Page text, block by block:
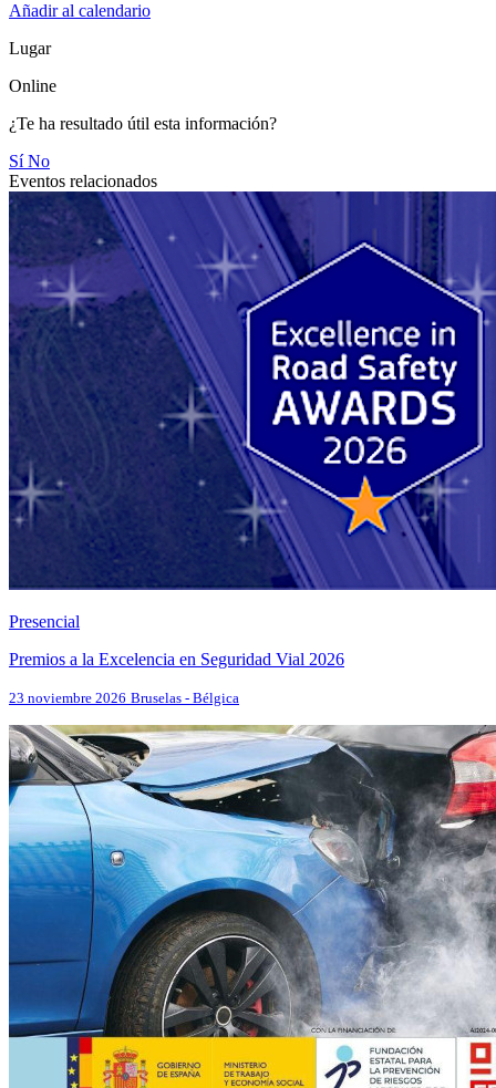
Añadir al calendario
Lugar
Online
¿Te ha resultado útil esta información?
SíNo
Eventos relacionados
Presencial
Premios a la Excelencia en Seguridad Vial 2026
23 noviembre 2026 Bruselas - Bélgica